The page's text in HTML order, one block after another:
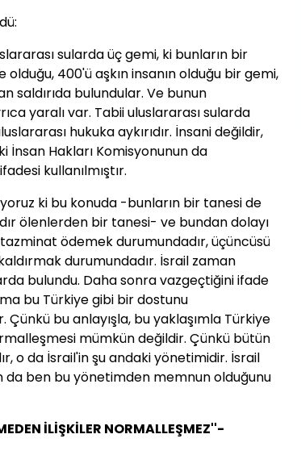
sularda üç gemi, ki bunların bir
olduğu, 400'ü aşkın insanın olduğu bir gemi,
saldırıda bulundular. Ve bunun
yaralı var. Tabii uluslararası sularda
hukuka aykırıdır. İnsani değildir,
Hakları Komisyonunun da
kullanılmıştır.
ki bu konuda -bunların bir tanesi de
ölenlerden bir tanesi- ve bundan dolayı
ödemek durumundadır, üçüncüsü
durumundadır. İsrail zaman
bulundu. Daha sonra vazgeçtiğini ifade
bu Türkiye gibi bir dostunu
bu anlayışla, bu yaklaşımla Türkiye
mümkün değildir. Çünkü bütün
o da İsrail'in şu andaki yönetimidir. İsrail
da ben bu yönetimden memnun olduğunu
İLİŞKİLER NORMALLEŞMEZ''-